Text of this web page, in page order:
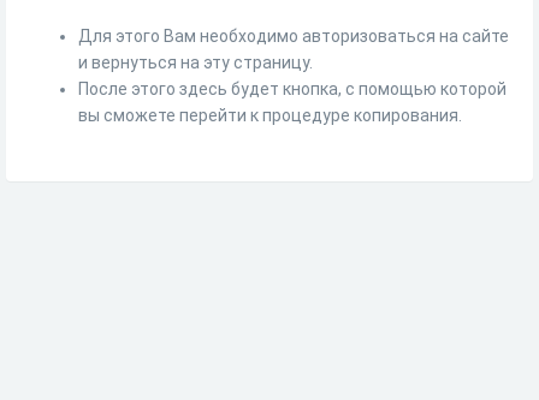
Для этого Вам необходимо авторизоваться на сайте
и вернуться на эту страницу.
После этого здесь будет кнопка, с помощью которой
вы сможете перейти к процедуре копирования.